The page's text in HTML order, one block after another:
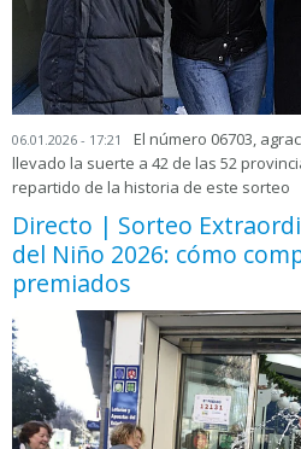
06.01.2026 - 17:21
El número 06703,
llevado la suerte a 42 de las 52
repartido de la historia de este sorteo
Directo | Sorteo
del Niño 2026: cómo
premiados